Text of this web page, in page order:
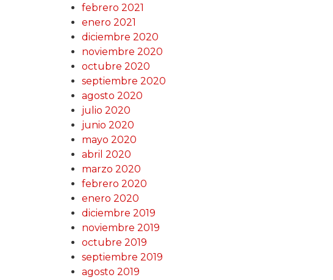
febrero 2021
enero 2021
diciembre 2020
noviembre 2020
octubre 2020
septiembre 2020
agosto 2020
julio 2020
junio 2020
mayo 2020
abril 2020
marzo 2020
febrero 2020
enero 2020
diciembre 2019
noviembre 2019
octubre 2019
septiembre 2019
agosto 2019